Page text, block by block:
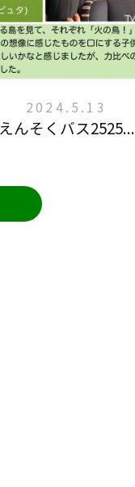
2024.5.13
えんそくバス2525...